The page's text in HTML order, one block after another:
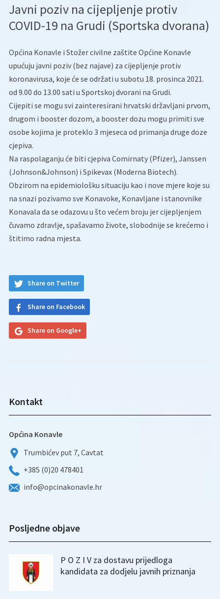
Javni poziv na cijepljenje protiv
COVID-19 na Grudi (Sportska dvorana)
Općina Konavle i Stožer civilne zaštite Općine Konavle
upućuju javni poziv (bez najave) za cijepljenje protiv
koronavirusa, koje će se održati u subotu 18. prosinca 2021.
od 9.00 do 13.00 sati u Sportskoj dvorani na Grudi.
Cijepiti se mogu svi zainteresirani hrvatski državljani prvom,
drugom i booster dozom, a booster dozu mogu primiti sve
osobe kojima je proteklo 3 mjeseca od primanja druge doze
cjepiva.
Na raspolaganju će biti cjepiva Comirnaty (Pfizer), Janssen
(Johnson&Johnson) i Spikevax (Moderna Biotech).
Obzirom na epidemiološku situaciju kao i nove mjere koje su
na snazi pozivamo sve Konavoke, Konavljane i stanovnike
Konavala da se odazovu u što većem broju jer cijepljenjem
čuvamo zdravlje, spašavamo živote, slobodnije se krećemo i
štitimo radna mjesta.
Share on Twitter
Share on Facebook
Share on Google+
Kontakt
Općina Konavle
Trumbićev put 7, Cavtat
+385 (0)20 478401
info@opcinakonavle.hr
Posljedne objave
P O Z I V za dostavu prijedloga
kandidata za dodjelu javnih priznanja